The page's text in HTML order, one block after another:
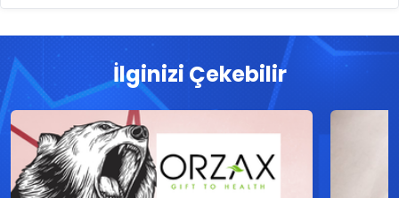
İlginizi Çekebilir